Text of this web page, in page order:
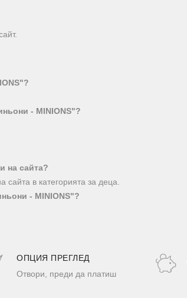
- MINIONS"?
на сайта?
в категорията за деца.
- MINIONS"?
ОПЦИЯ ПРЕГЛЕД
Отвори, преди да платиш